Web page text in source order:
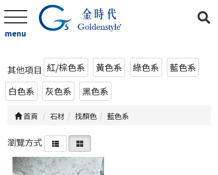
menu
其他項目 紅/棕色系 黃色系 綠色系
藍色系
白色系
灰色系 黑色系
首頁 石材 找顏色 藍色系
瀏覽方式